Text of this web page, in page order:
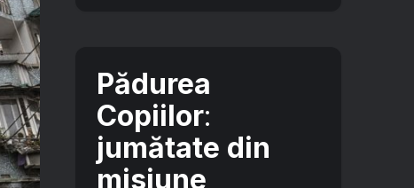
Pădurea
Copiilor:
jumătate din
misiune